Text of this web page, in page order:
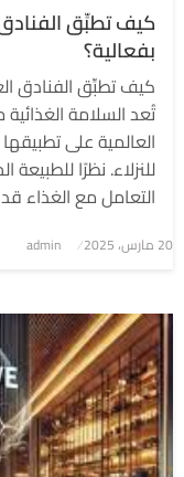
كيف تطبِّق الفنادق
بفعالية؟
كيف تطبِّق الفنادق
تُعد السلامة
العالمية على
للنزلاء. نظرًا
التعامل مع الغذاء
نُشر
20 مارس، 2025 admin